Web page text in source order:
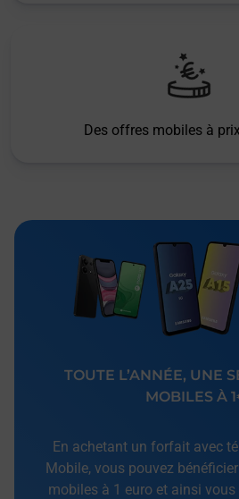
Des offres mobiles à
TOUTE L’ANNÉE, UNE
MOBILES À
En achetant un forfait avec
Mobile, vous pouvez
mobiles à 1 euro et ainsi